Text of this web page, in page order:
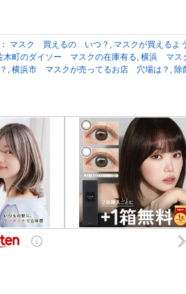
マスク 買えるの いつ？ , マスクが買えるよ
木町のダイソー マスクの在庫有る, 横浜 マス
, 横浜市 マスクが売ってるお店 穴場は？ , 除